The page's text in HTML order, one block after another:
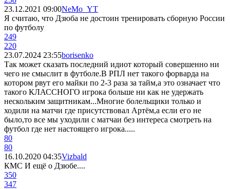
23.12.2021 09:00NeMo_YT
Я считаю, что Дзюба не достоин тренировать сборную России
по футболу
249
220
23.07.2024 23:55borisenko
Так может сказать последний идиот который совершенно ни
чего не смыслит в футболе.В РПЛ нет такого форварда на
котором рвут его майки по 2-3 раза за тайм,а это означает что
такого КЛАССНОГО игрока больше ни как не удержать
нескольким защитникам...Многие болельщики только и
ходили на матчи где присутствовал Артём,а если его не
было,то все мы уходили с матчаи без интереса смотреть на
футбол где нет настоящего игрока.....
80
80
16.10.2020 04:35Vizbald
КМС И ещё о Дзюбе....
350
347